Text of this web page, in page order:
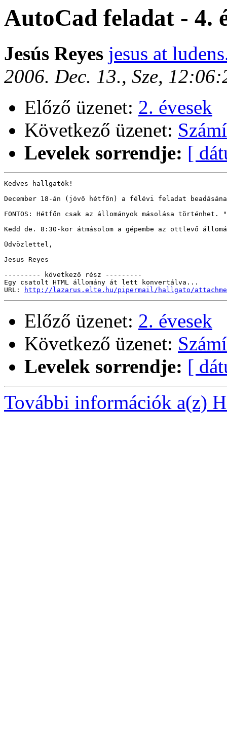
AutoCad feladat - 4.
Jesús Reyes jesus at
2006. Dec. 13., Sze,
Előző üzenet: 2. évesek
Következő üzenet:
Levelek sorrendje: [
Kedves hallgatók!
December 18-án (jövő hétfőn) a félévi feladat
FONTOS: Hétfőn csak az állományok másolása
Kedd de. 8:30-kor átmásolom a gépembe az ottlevő
Üdvözlettel,
Jesus Reyes
--------- következő rész ---------
Egy csatolt HTML állomány át lett konvertálva...
URL:
http://lazarus.elte.hu/pipermail/hallgato/
Előző üzenet: 2. évesek
Következő üzenet:
Levelek sorrendje: [
További információk a(z)